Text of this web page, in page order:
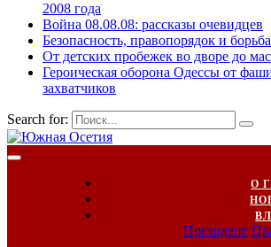
2008 года
Война 08.08.08: рассказы очевидцев
Безопасность, правопорядок и
От детских пробежек во дворе до
Героическая оборона Одессы от
захватчиков
Search for:
О
Президент